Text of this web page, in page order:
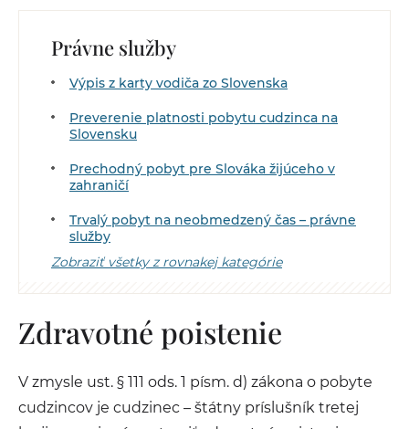
Právne služby
Výpis z karty vodiča zo Slovenska
Preverenie platnosti pobytu cudzinca na
Slovensku
Prechodný pobyt pre Slováka žijúceho v
zahraničí
Trvalý pobyt na neobmedzený čas – právne
služby
Zobraziť všetky z rovnakej kategórie
Zdravotné poistenie
V zmysle ust. § 111 ods. 1 písm. d) zákona o pobyte
cudzincov je cudzinec – štátny príslušník tretej